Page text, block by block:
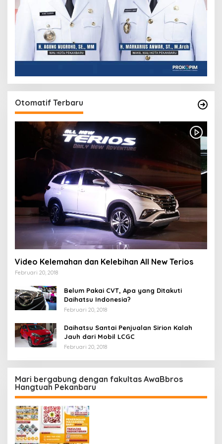
Otomatif Terbaru
Video Kelemahan dan Kelebihan All New Terios
Februari 20, 2018
Belum Pakai CVT, Apa yang Ditakuti
Daihatsu Indonesia?
Februari 20, 2018
Daihatsu Santai Penjualan Sirion Kalah
Jauh dari Mobil LCGC
Februari 20, 2018
Mari bergabung dengan fakultas AwaBbros
Hangtuah Pekanbaru